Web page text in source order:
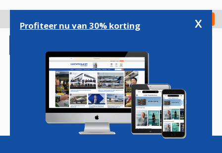
gaan
Check in
Magazine Podcasts Vacatures
Profiteer nu van 30% korting x